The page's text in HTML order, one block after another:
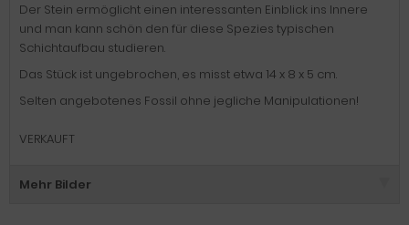
Der Stein ermöglicht einen interessanten Einblick ins Innere
und man kann schön den für diese Spezies typischen
Schichtaufbau studieren.
Das Stück ist ungebrochen, es misst etwa 14 x 8 x 5 cm.
Selten angebotenes Fossil ohne jegliche Manipulationen!
VERKAUFT
Mehr Bilder